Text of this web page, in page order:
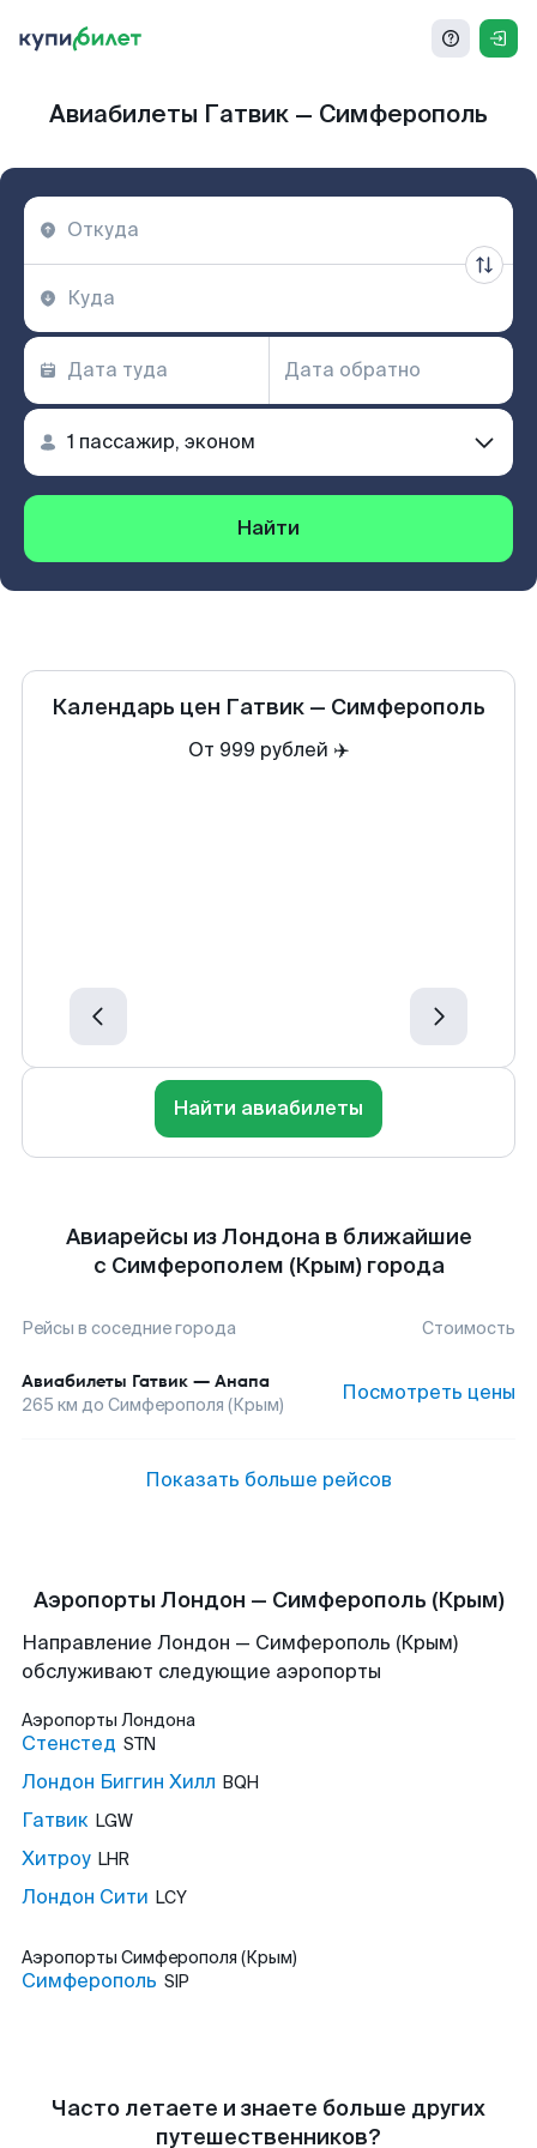
Авиабилеты Гатвик — Симферополь
Найти
Календарь цен Гатвик — Симферополь
От 999 рублей ✈️
Найти авиабилеты
Авиарейсы из Лондона в ближайшие
с Симферополем (Крым) города
Рейсы в соседние города Стоимость
Авиабилеты Гатвик — Анапа
265 км до Симферополя (Крым) Посмотреть цены
Показать больше рейсов
Аэропорты Лондон — Симферополь (Крым)
Направление Лондон — Симферополь (Крым)
обслуживают следующие аэропорты
Аэропорты Лондона
Стенстед STN
Лондон Биггин Хилл BQH
Гатвик LGW
Хитроу LHR
Лондон Сити LCY
Аэропорты Симферополя (Крым)
Симферополь SIP
Часто летаете и знаете больше других
путешественников?